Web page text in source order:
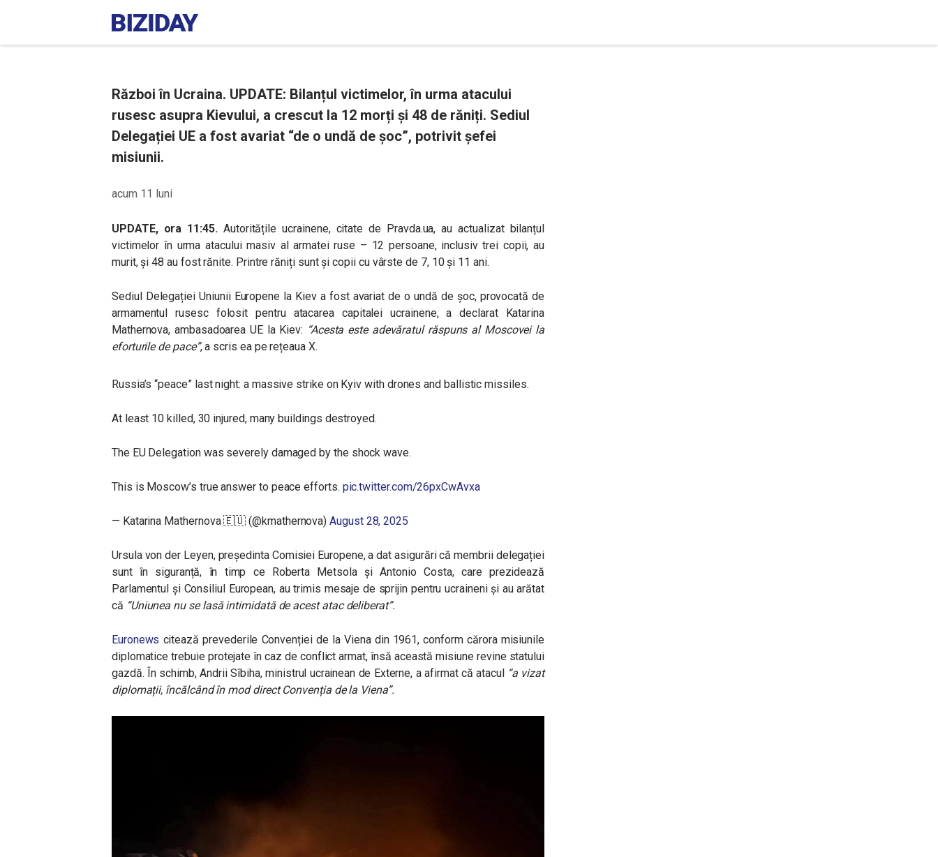
Război în Ucraina. UPDATE: Bilanțul victimelor, în urma atacului
rusesc asupra Kievului, a crescut la 12 morți și 48 de răniți. Sediul
Delegației UE a fost avariat “de o undă de șoc”, potrivit șefei
misiunii.
acum 11 luni
UPDATE, ora 11:45.Autoritățile ucrainene, citate de Pravda.ua, au actualizat bilanțul
victimelor în urma atacului masiv al armatei ruse – 12 persoane, inclusiv trei copii, au
murit, și 48 au fost rănite. Printre răniți sunt și copii cu vârste de 7, 10 și 11 ani.
Sediul Delegației Uniunii Europene la Kiev a fost avariat de o undă de șoc, provocată de
armamentul rusesc folosit pentru atacarea capitalei ucrainene, a declarat Katarina
Mathernova, ambasadoarea UE la Kiev: “Acesta este adevăratul răspuns al Moscovei la
eforturile de pace”, a scris ea pe rețeaua X.
Russia’s “peace” last night: a massive strike on Kyiv with drones and ballistic missiles.
At least 10 killed, 30 injured, many buildings destroyed.
The EU Delegation was severely damaged by the shock wave.
This is Moscow’s true answer to peace efforts. pic.twitter.com/26pxCwAvxa
— Katarina Mathernova 🇪🇺 (@kmathernova)August 28, 2025
Ursula von der Leyen, președinta Comisiei Europene, a dat asigurări că membrii delegației
sunt în siguranță, în timp ce Roberta Metsola și Antonio Costa, care prezidează
Parlamentul și Consiliul European, au trimis mesaje de sprijin pentru ucraineni și au arătat
că “Uniunea nu se lasă intimidată de acest atac deliberat”.
Euronews citează prevederile Convenției de la Viena din 1961, conform cărora misiunile
diplomatice trebuie protejate în caz de conflict armat, însă această misiune revine statului
gazdă. În schimb, Andrii Sîbiha, ministrul ucrainean de Externe, a afirmat că atacul “a vizat
diplomații, încălcând în mod direct Convenția de la Viena”.